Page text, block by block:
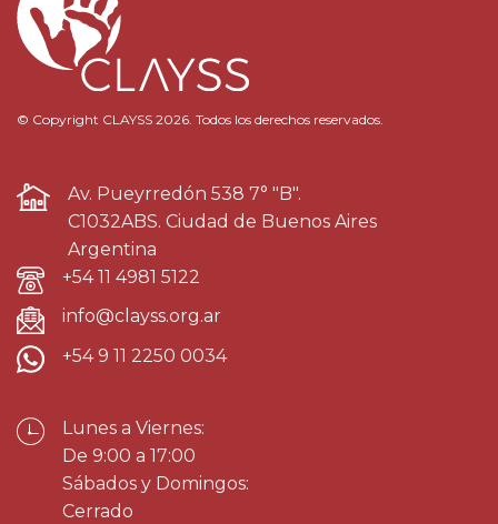
© Copyright CLAYSS 2026. Todos los derechos reservados.
Av. Pueyrredón 538 7° "B".
C1032ABS. Ciudad de Buenos Aires
Argentina
+54 11 4981 5122
info@clayss.org.ar
+54 9 11 2250 0034
Lunes a Viernes:
De 9:00 a 17:00
Sábados y Domingos:
Cerrado